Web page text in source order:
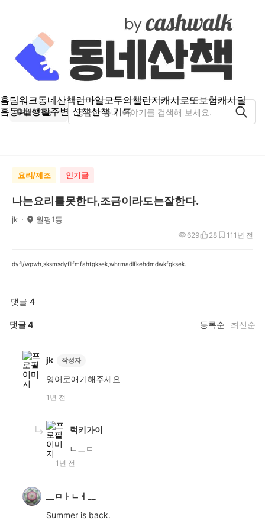
홈팀워크동네산책런마일모두의챌린지캐시로또보험캐시딜
홈동네 생활주변 산책산책 기록
월평1동
요리/제조 인기글
나는요리를못한다,조금이라도는잘한다.
jk 월평1동
1년 전
629 28 11
dyfl/wpwh,sksmsdyfllfmfahtgksek,whrmadlfkehdmdwkfgksek.
댓글 4
댓글4 등록순 최신순
jk 작성자
영어로애기해주세요
1년 전
럭키가이
ㄴㅡㄷ
1년 전
__ㅁㅏㄴㅕ__
Summer is back.